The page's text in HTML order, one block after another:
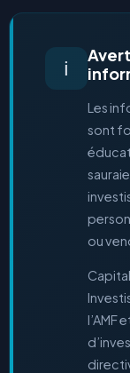
ℹ️
Les
sont
ou
l’AMF